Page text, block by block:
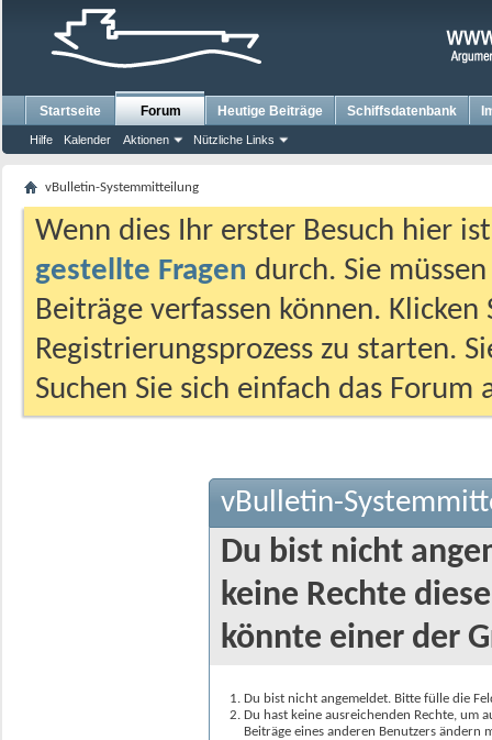
Startseite Forum
Hilfe Kalender Aktionen Nützliche Links
Heutige Beiträge Schiffsdatenbank
vBulletin-Systemmitteilung
Wenn dies Ihr erster Besuch hier
gestellte Fragen durch. Sie
Beiträge verfassen können.
Registrierungsprozess zu starten.
Suchen Sie sich einfach das
vBulletin-
Du bist nicht
keine Rechte
könnte einer der
Du bist nicht angemeldet. Bitte fülle die
Du hast keine ausreichenden Rechte, um
Beiträge eines anderen Benutzers